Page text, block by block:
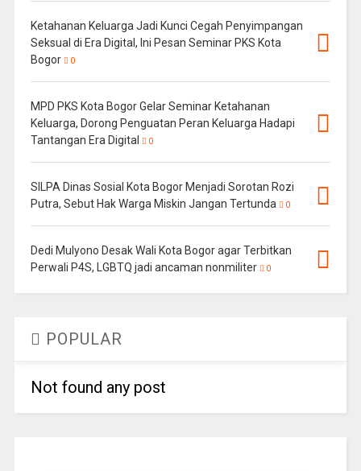
Ketahanan Keluarga Jadi Kunci Cegah Penyimpangan
Seksual di Era Digital, Ini Pesan Seminar PKS Kota
Bogor
0
MPD PKS Kota Bogor Gelar Seminar Ketahanan
Keluarga, Dorong Penguatan Peran Keluarga Hadapi
Tantangan Era Digital
0
SILPA Dinas Sosial Kota Bogor Menjadi Sorotan Rozi
Putra, Sebut Hak Warga Miskin Jangan Tertunda
0
Dedi Mulyono Desak Wali Kota Bogor agar Terbitkan
Perwali P4S, LGBTQ jadi ancaman nonmiliter
0
POPULAR
Not found any post